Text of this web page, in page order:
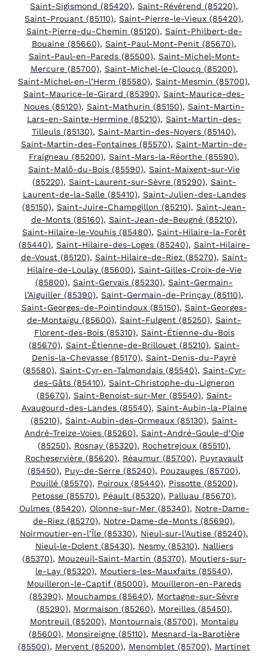
Saint-Sigismond (85420), Saint-Révérend (85220),
Saint-Prouant (85110), Saint-Pierre-le-Vieux (85420),
Saint-Pierre-du-Chemin (85120), Saint-Philbert-de-
Bouaine (85660), Saint-Paul-Mont-Penit (85670),
Saint-Paul-en-Pareds (85500), Saint-Michel-Mont-
Mercure (85700), Saint-Michel-le-Cloucq (85200),
Saint-Michel-en-l’Herm (85580), Saint-Mesmin (85700),
Saint-Maurice-le-Girard (85390), Saint-Maurice-des-
Noues (85120), Saint-Mathurin (85150), Saint-Martin-
Lars-en-Sainte-Hermine (85210), Saint-Martin-des-
Tilleuls (85130), Saint-Martin-des-Noyers (85140),
Saint-Martin-des-Fontaines (85570), Saint-Martin-de-
Fraigneau (85200), Saint-Mars-la-Réorthe (85590),
Saint-Malô-du-Bois (85590), Saint-Maixent-sur-Vie
(85220), Saint-Laurent-sur-Sèvre (85290), Saint-
Laurent-de-la-Salle (85410), Saint-Julien-des-Landes
(85150), Saint-Juire-Champgillon (85210), Saint-Jean-
de-Monts (85160), Saint-Jean-de-Beugné (85210),
Saint-Hilaire-le-Vouhis (85480), Saint-Hilaire-la-Forêt
(85440), Saint-Hilaire-des-Loges (85240), Saint-Hilaire-
de-Voust (85120), Saint-Hilaire-de-Riez (85270), Saint-
Hilaire-de-Loulay (85600), Saint-Gilles-Croix-de-Vie
(85800), Saint-Gervais (85230), Saint-Germain-
l’Aiguiller (85390), Saint-Germain-de-Prinçay (85110),
Saint-Georges-de-Pointindoux (85150), Saint-Georges-
de-Montaigu (85600), Saint-Fulgent (85250), Saint-
Florent-des-Bois (85310), Saint-Étienne-du-Bois
(85670), Saint-Étienne-de-Brillouet (85210), Saint-
Denis-la-Chevasse (85170), Saint-Denis-du-Payré
(85580), Saint-Cyr-en-Talmondais (85540), Saint-Cyr-
des-Gâts (85410), Saint-Christophe-du-Ligneron
(85670), Saint-Benoist-sur-Mer (85540), Saint-
Avaugourd-des-Landes (85540), Saint-Aubin-la-Plaine
(85210), Saint-Aubin-des-Ormeaux (85130), Saint-
André-Treize-Voies (85260), Saint-André-Goule-d’Oie
(85250), Rosnay (85320), Rochetrejoux (85510),
Rocheservière (85620), Réaumur (85700), Puyravault
(85450), Puy-de-Serre (85240), Pouzauges (85700),
Pouillé (85570), Poiroux (85440), Pissotte (85200),
Petosse (85570), Péault (85320), Palluau (85670),
Oulmes (85420), Olonne-sur-Mer (85340), Notre-Dame-
de-Riez (85270), Notre-Dame-de-Monts (85690),
Noirmoutier-en-l’Île (85330), Nieul-sur-l’Autise (85240),
Nieul-le-Dolent (85430), Nesmy (85310), Nalliers
(85370), Mouzeuil-Saint-Martin (85370), Moutiers-sur-
le-Lay (85320), Moutiers-les-Mauxfaits (85540),
Mouilleron-le-Captif (85000), Mouilleron-en-Pareds
(85390), Mouchamps (85640), Mortagne-sur-Sèvre
(85290), Mormaison (85260), Moreilles (85450),
Montreuil (85200), Montournais (85700), Montaigu
(85600), Monsireigne (85110), Mesnard-la-Barotière
(85500), Mervent (85200), Menomblet (85700), Martinet